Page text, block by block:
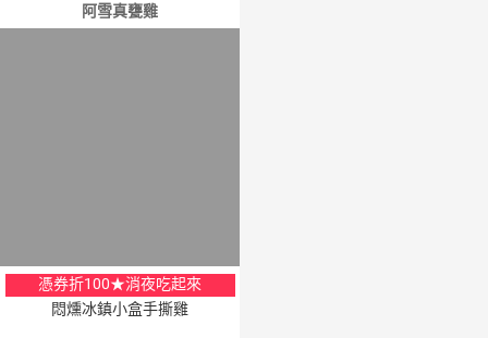
阿雪真甕雞
憑券折100★消夜吃起來
悶燻冰鎮小盒手撕雞